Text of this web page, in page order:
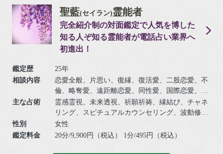
聖藍(セイラン)霊能者
完全紹介制の対面鑑定で人気を博した
知る人ぞ知る霊能者が電話占い業界へ
初進出！
鑑定歴
25年
相談内容
恋愛全般、片思い、復縁、復活愛、二股恋愛、不
倫、略奪愛、遠距離恋愛、同性愛、国際恋愛、浮
気、結婚、離婚、夫婦問題、家族/家庭問題、親
子、育児、教育、介護、引っ越し、人間関係、仕
事全般、適職、経営、進路、相性、ママ友、相手
の気持ち、人生相談、開運、運勢、健康、動物、
主な占術
霊感霊視、未来透視、祈願祈祷、縁結び、チャネ
リング、スピチュアルカウンセリング、波動修
正、思念伝達、引き寄せ、ヒーリング、命名/改
名、アニマルコミュニケーション
性別
女性
鑑定料金
20分/9,900円（税込） 1分/495円（税込）